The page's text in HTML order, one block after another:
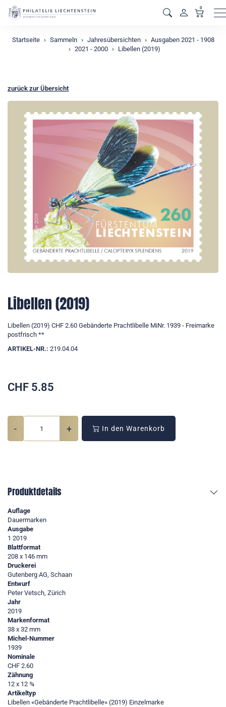
0
Startseite Sammeln Jahresübersichten
Ausgaben 2021 - 1908
2021 - 2000
Libellen (2019)
zurück zur Übersicht
Libellen (2019)
Libellen (2019) CHF 2.60 Gebänderte Prachtlibelle MiNr. 1939 - Freimarke
postfrisch **
ARTIKEL-NR.: 219.04.04
CHF 5.85
- + In den Warenkorb
Produktdetails
Auflage
Dauermarken
Ausgabe
1 2019
Blattformat
208 x 146 mm
Druckerei
Gutenberg AG, Schaan
Entwurf
Peter Vetsch, Zürich
Jahr
2019
Markenformat
38 x 32 mm
Michel-Nummer
1939
Nominale
CHF 2.60
Zähnung
12 x 12 ¾
Artikeltyp
Libellen «Gebänderte Prachtlibelle» (2019) Einzelmarke